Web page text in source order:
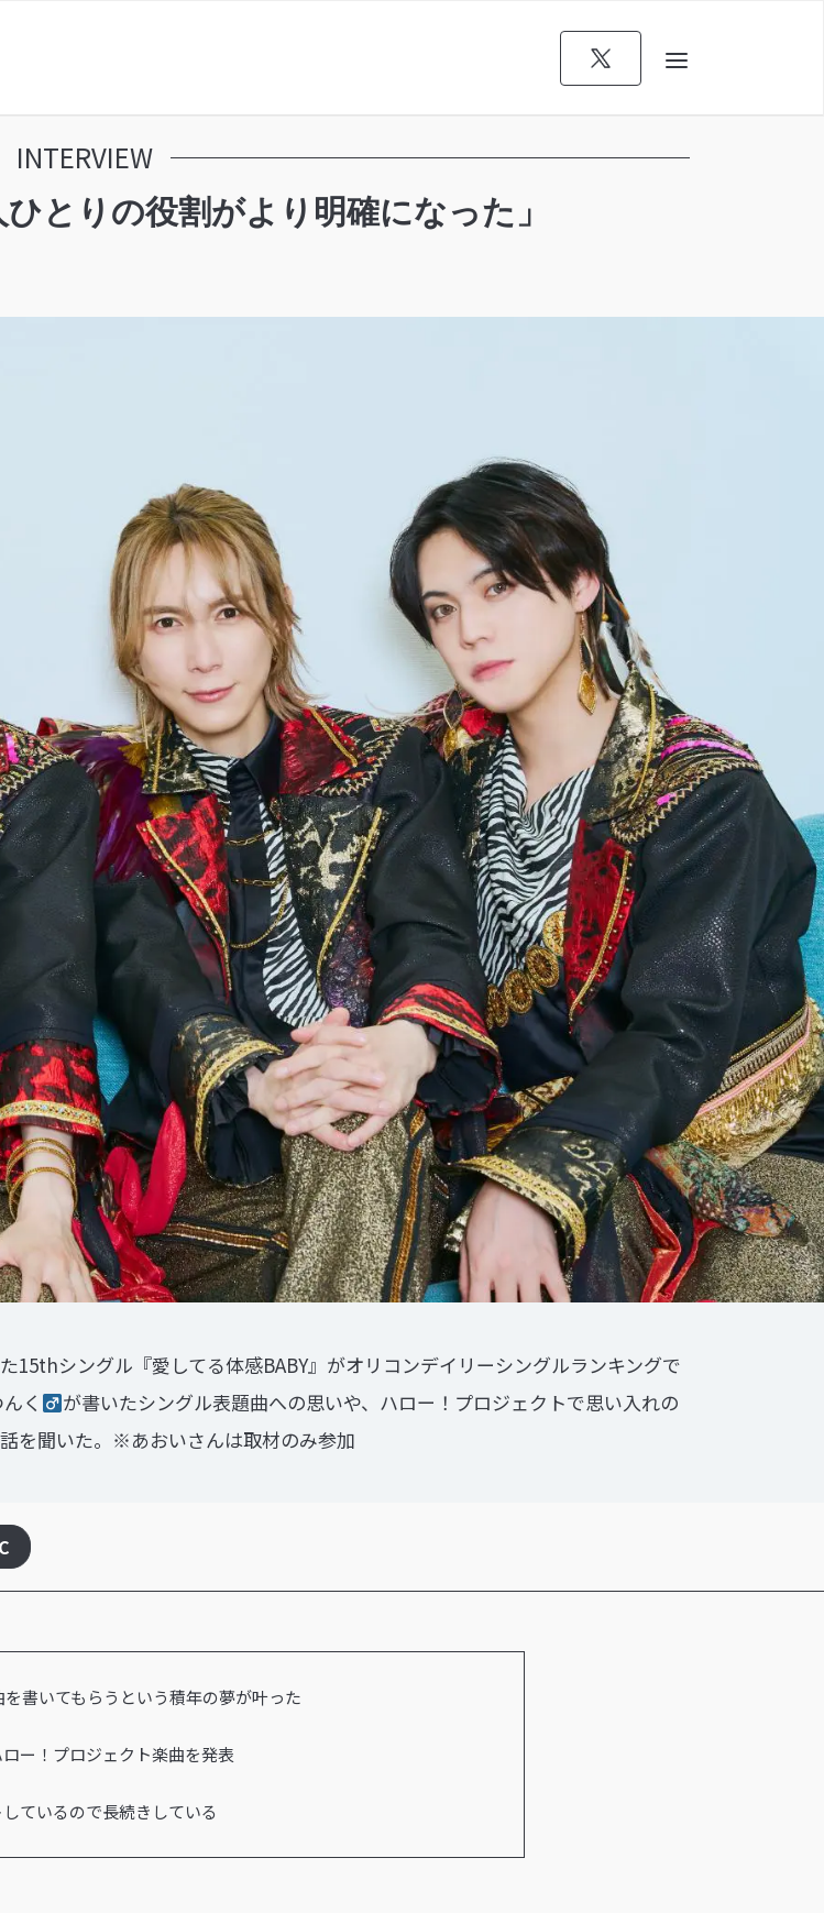
INTERVIEW
とりの役割がより明確になった」
15thシングル『愛してる体感BABY』がオリコンデイリーシングルランキングで
く
が書いたシングル表題曲への思いや、ハロー！プロジェクトで思い入れの
を聞いた。※あおいさんは取材のみ参加
を書いてもらうという積年の夢が叶った
ー！プロジェクト楽曲を発表
ているので長続きしている